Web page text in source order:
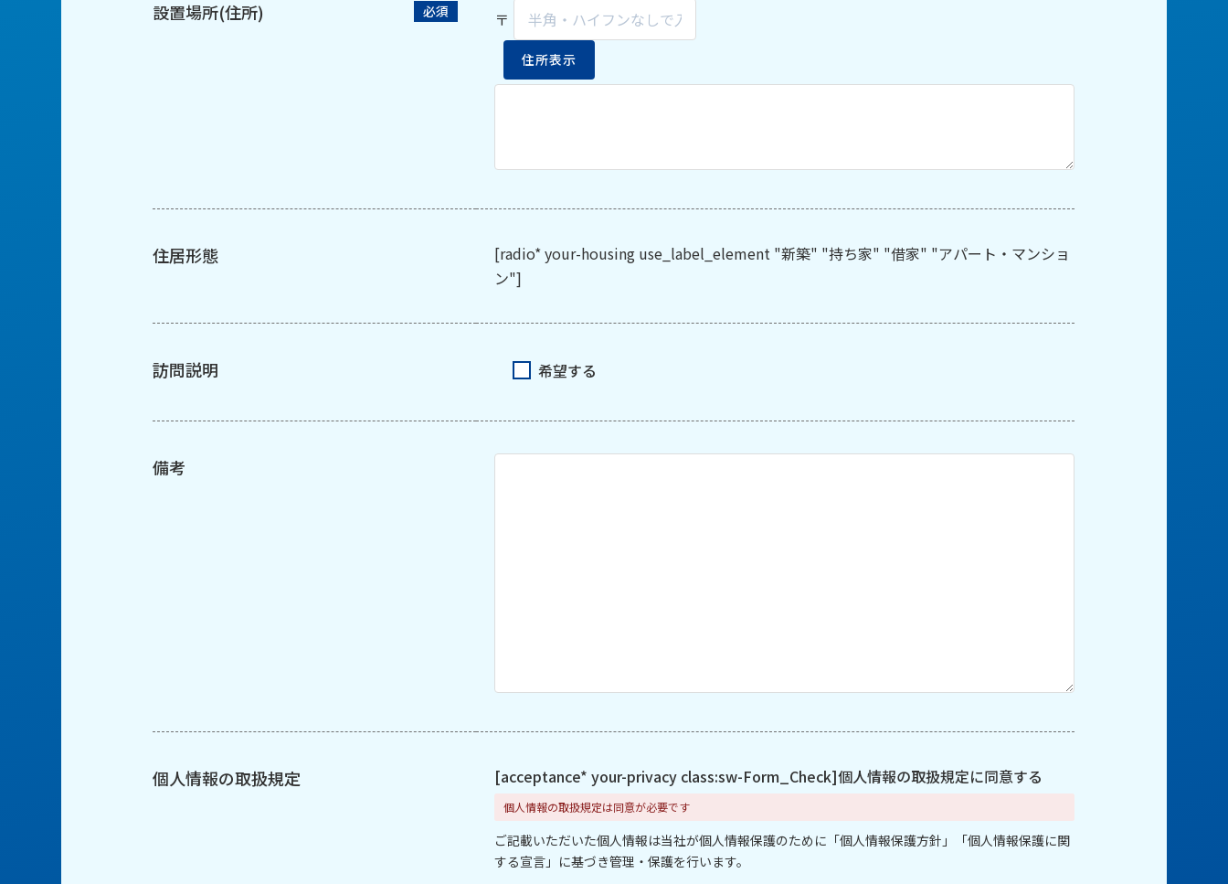
設置場所(住所) 〒
住所表示
住居形態
[radio* your-housing use_label_element "新築" "持ち家" "借家" "アパート・マンショ
ン"]
訪問説明 希望する
備考
個人情報の取扱規定 [acceptance* your-privacy class:sw-Form_Check]個人情報の取扱規定に同意する
個人情報の取扱規定は同意が必要です
ご記載いただいた個人情報は当社が個人情報保護のために「個人情報保護方針」「個人情報保護に関
する宣言」に基づき管理・保護を行います。